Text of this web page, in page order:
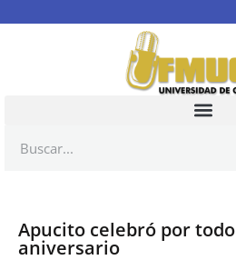
Apucito celebró por
aniversario